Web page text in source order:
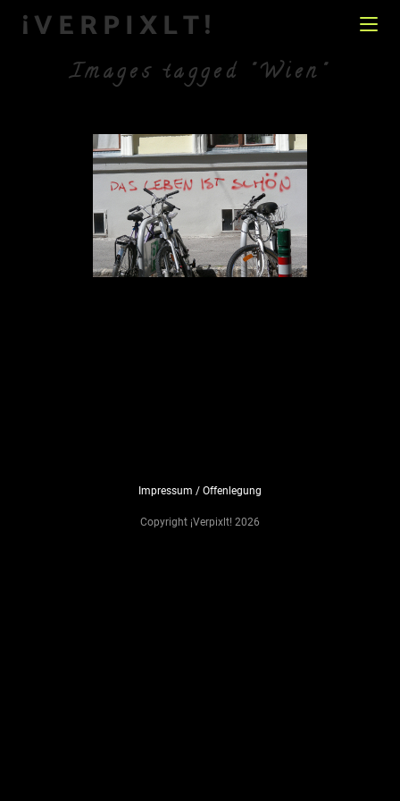
¡VERPIXLT!
Images tagged "Wien"
Impressum / Offenlegung
Copyright ¡Verpixlt! 2026